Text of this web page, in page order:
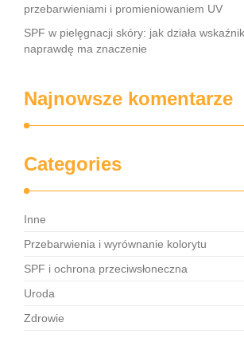
przebarwieniami i promieniowaniem UV
SPF w pielęgnacji skóry: jak działa
naprawdę ma znaczenie
Najnowsze komentarze
Categories
Inne
Przebarwienia i wyrównanie kolorytu
SPF i ochrona przeciwsłoneczna
Uroda
Zdrowie